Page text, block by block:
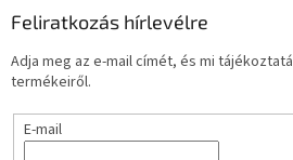
Feliratkozás hírlevélre
Adja meg az e-mail címét, és mi
termékeiről.
E-mail